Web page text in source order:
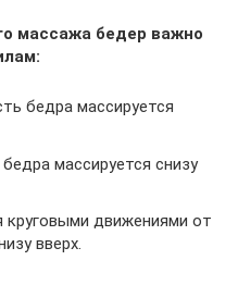
массажа бедер важно
бедра массируется
массируется снизу
круговыми движениями от
вверх.